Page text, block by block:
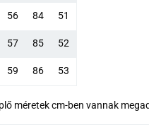
56 84 51
57 85 52
59 86 53
méretek cm-ben vannak